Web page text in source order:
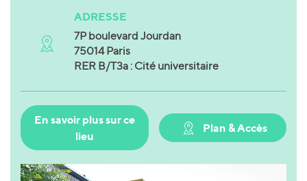
ADRESSE
7P boulevard Jourdan
75014 Paris
RER B/T3a : Cité universitaire
En savoir plus sur ce
lieu
Plan & Accès